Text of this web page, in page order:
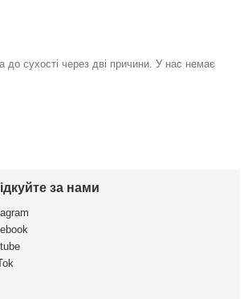
до сухості через дві причини. У нас немає
за нами